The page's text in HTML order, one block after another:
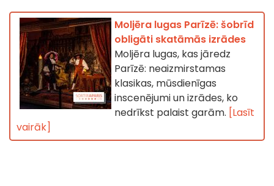
Moljēra lugas Parīzē: šobrīd
obligāti skatāmās izrādes
Moljēra lugas, kas jāredz
Parīzē: neaizmirstamas
klasikas, mūsdienīgas
inscenējumi un izrādes, ko
nedrīkst palaist garām. [Lasīt
vairāk]